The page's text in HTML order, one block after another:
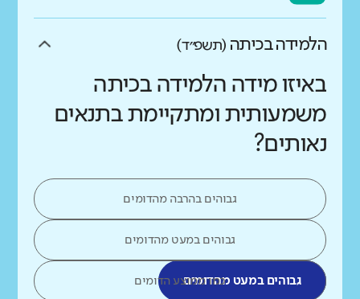
הלמידה בכיתה (תשפ״ד)
באיזו מידה הלמידה בכיתה
משמעותית ומתקיימת בתנאים
נאותים?
גבוהים בהרבה מהדומים
גבוהים במעט מהדומים
גבוהים במעט מהדומיםכמו ממוצע הדומים